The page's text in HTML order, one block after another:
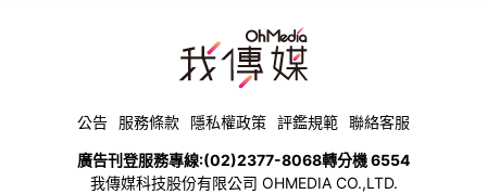
公告 服務條款 隱私權政策 評鑑規範 聯絡客服
廣告刊登服務專線:(02)2377-8068轉分機 6554
我傳媒科技股份有限公司 OHMEDIA CO.,LTD.